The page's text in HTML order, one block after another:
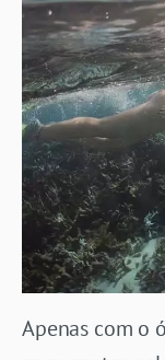
Apenas com o